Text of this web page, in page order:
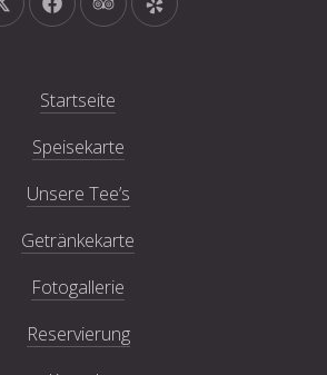
Neues Fenster
Neues Fenster
Neues FensterNeues Fenster
Startseite
Speisekarte
Unsere Tee’s
Getränkekarte
Fotogallerie
Reservierung